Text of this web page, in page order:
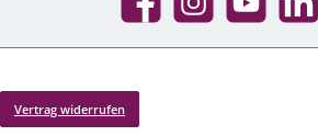
Facebook InstagramYouTube
Vertrag widerrufen